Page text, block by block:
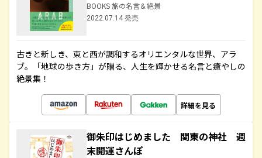
BOOKS 旅の名言＆絶景
2022.07.14 発売
古きと新しき、東と西が調和するオリエンタルな世界、アラ
ブ。「地球の歩き方」が贈る、人生を輝かせる名言と癒やしの
絶景集！
詳細を見る
御朱印はじめました 関東の神社 週
末開運さんぽ